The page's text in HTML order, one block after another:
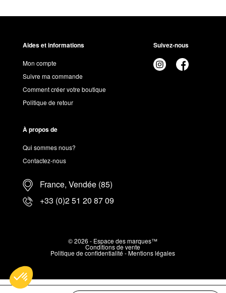
Aides et informations
Mon compte
Suivre ma commande
Comment créer votre boutique
Politique de retour
Suivez-nous
À propos de
Qui sommes nous?
Contactez-nous
France, Vendée (85)
+33 (0)2 51 20 87 09
© 2026 - Espace des marques™
Conditions de vente
Politique de confidentialité-Mentions légales